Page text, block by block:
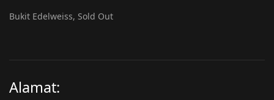
Bukit Edelweiss, Sold Out
Alamat: